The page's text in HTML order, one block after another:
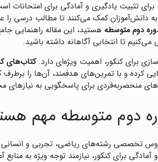
تثبیت یادگیری و آمادگی برای امتحانات
دانش‌آموزان کمک می‌کنند تا مطالب درسی را
دوم متوسطه هستید، این مقاله راهنمایی
می‌کنیم تا انتخابی آگاهانه داشته باشید.
برای کنکور، اهمیت ویژه‌ای دارد.کتاب‌های
و با تمرین‌های هدفمند، آن‌ها را برطرف
منحصربه‌فردی برای پاسخگویی به نیازهای
دوم متوسطه مهم
تخصصی رشته‌های ریاضی، تجربی و
برای کنکور، نیازمند توجه ویژه به